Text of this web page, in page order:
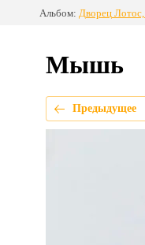
Альбом: Дворец Лотос,
Мышь
Предыдущее